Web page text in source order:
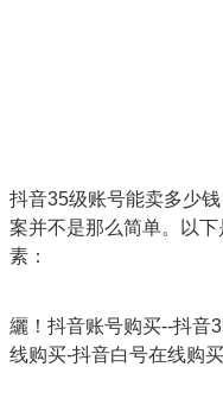
抖音35级账号能卖多少
案并不是那么简单。以
素：
纚！抖音账号购买--抖音
线购买-抖音白号在线购